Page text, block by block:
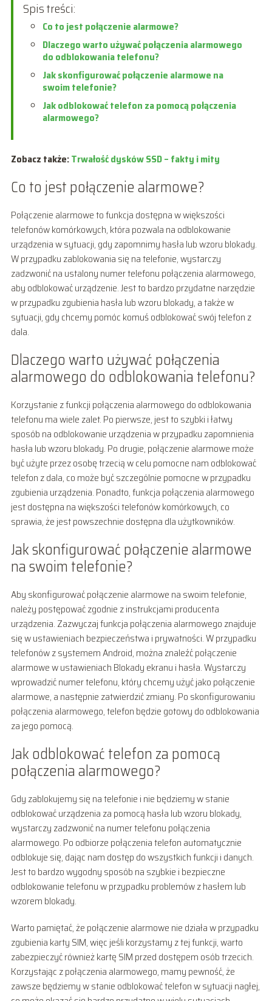
Spis treści:
Co to jest połączenie alarmowe?
Dlaczego warto używać połączenia alarmowego
do odblokowania telefonu?
Jak skonfigurować połączenie alarmowe na
swoim telefonie?
Jak odblokować telefon za pomocą połączenia
alarmowego?
Zobacz także:Trwałość dysków SSD – fakty i mity
Co to jest połączenie alarmowe?
Połączenie alarmowe to funkcja dostępna w większości
telefonów komórkowych, która pozwala na odblokowanie
urządzenia w sytuacji, gdy zapomnimy hasła lub wzoru blokady.
W przypadku zablokowania się na telefonie, wystarczy
zadzwonić na ustalony numer telefonu połączenia alarmowego,
aby odblokować urządzenie. Jest to bardzo przydatne narzędzie
w przypadku zgubienia hasła lub wzoru blokady, a także w
sytuacji, gdy chcemy pomóc komuś odblokować swój telefon z
dala.
Dlaczego warto używać połączenia
alarmowego do odblokowania telefonu?
Korzystanie z funkcji połączenia alarmowego do odblokowania
telefonu ma wiele zalet. Po pierwsze, jest to szybki i łatwy
sposób na odblokowanie urządzenia w przypadku zapomnienia
hasła lub wzoru blokady. Po drugie, połączenie alarmowe może
być użyte przez osobę trzecią w celu pomocne nam odblokować
telefon z dala, co może być szczególnie pomocne w przypadku
zgubienia urządzenia. Ponadto, funkcja połączenia alarmowego
jest dostępna na większości telefonów komórkowych, co
sprawia, że jest powszechnie dostępna dla użytkowników.
Jak skonfigurować połączenie alarmowe
na swoim telefonie?
Aby skonfigurować połączenie alarmowe na swoim telefonie,
należy postępować zgodnie z instrukcjami producenta
urządzenia. Zazwyczaj funkcja połączenia alarmowego znajduje
się w ustawieniach bezpieczeństwa i prywatności. W przypadku
telefonów z systemem Android, można znaleźć połączenie
alarmowe w ustawieniach Blokady ekranu i hasła. Wystarczy
wprowadzić numer telefonu, który chcemy użyć jako połączenie
alarmowe, a następnie zatwierdzić zmiany. Po skonfigurowaniu
połączenia alarmowego, telefon będzie gotowy do odblokowania
za jego pomocą.
Jak odblokować telefon za pomocą
połączenia alarmowego?
Gdy zablokujemy się na telefonie i nie będziemy w stanie
odblokować urządzenia za pomocą hasła lub wzoru blokady,
wystarczy zadzwonić na numer telefonu połączenia
alarmowego. Po odbiorze połączenia telefon automatycznie
odblokuje się, dając nam dostęp do wszystkich funkcji i danych.
Jest to bardzo wygodny sposób na szybkie i bezpieczne
odblokowanie telefonu w przypadku problemów z hasłem lub
wzorem blokady.
Warto pamiętać, że połączenie alarmowe nie działa w przypadku
zgubienia karty SIM, więc jeśli korzystamy z tej funkcji, warto
zabezpieczyć również kartę SIM przed dostępem osób trzecich.
Korzystając z połączenia alarmowego, mamy pewność, że
zawsze będziemy w stanie odblokować telefon w sytuacji nagłej,